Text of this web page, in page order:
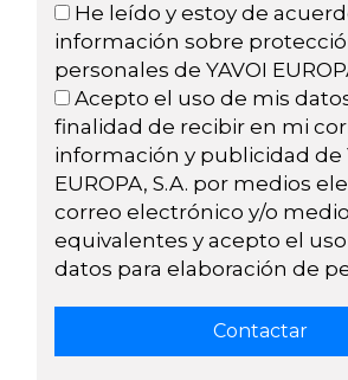
He leído y estoy de
información sobre
personales de YAVOI
Acepto el uso de mis
finalidad de recibir en mi
información y publicidad de
EUROPA, S.A. por medios
correo electrónico y/o
equivalentes y acepto el
datos para elaboración de